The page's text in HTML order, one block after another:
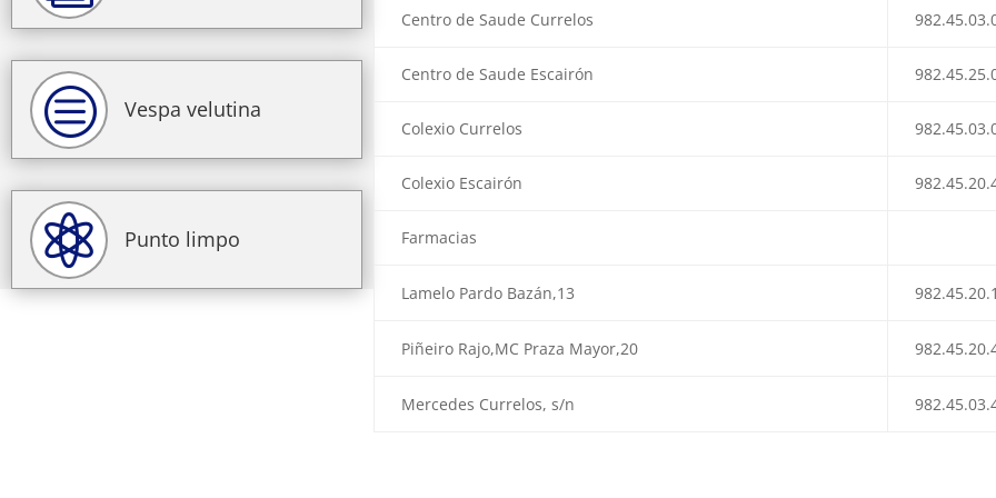
c Vespa velutina
 Punto limpo
Centro de Saude Currelos
Centro de Saude Escairón
Colexio Currelos
Colexio Escairón
Farmacias
Lamelo Pardo Bazán,13
Piñeiro Rajo,MC Praza Mayor,20
Mercedes Currelos, s/n